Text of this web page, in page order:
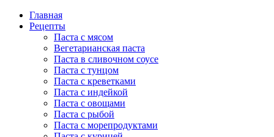
Главная
Рецепты
Паста с мясом
Вегетарианская паста
Паста в сливочном соусе
Паста с тунцом
Паста с креветками
Паста с индейкой
Паста с овощами
Паста с рыбой
Паста с морепродуктами